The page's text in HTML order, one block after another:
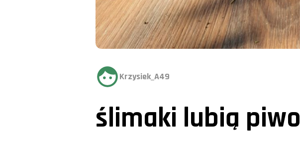
Krzysiek_A49
ślimaki lubią piwo